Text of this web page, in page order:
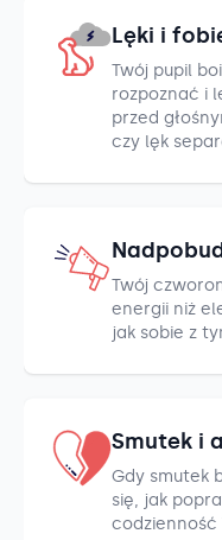
Lęki i
Twój pupil
rozpoznać i
przed
czy lęk
Twój
energii niż
jak sobie z
Smutek i
Gdy smutek
się, jak
codzienność